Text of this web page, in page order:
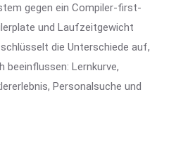
gegen ein Compiler-first-
und Laufzeitgewicht
die Unterschiede auf,
Lernkurve,
Personalsuche und